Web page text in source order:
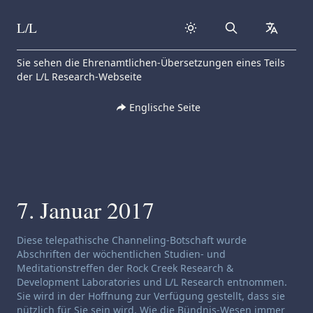
Skip to content
L/L Search
Sie sehen die Ehrenamtlichen-Übersetzungen eines Teils
der L/L Research-Webseite
Englische Seite
7. Januar 2017
Haftungsausschluss für Channeling:
Diese telepathische Channeling-Botschaft wurde
Abschriften der wöchentlichen Studien- und
Meditationstreffen der Rock Creek Research &
Development Laboratories und L/L Research entnommen.
Sie wird in der Hoffnung zur Verfügung gestellt, dass sie
nützlich für Sie sein wird. Wie die Bündnis-Wesen immer